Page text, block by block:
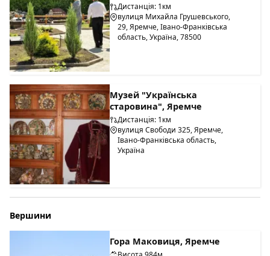
Дистанція: 1км
вулиця Михайла Грушевського,
29, Яремче, Івано-Франківська
область, Україна, 78500
Музей "Українська
старовина", Яремче
Дистанція: 1км
вулиця Свободи 325, Яремче,
Івано-Франківська область,
Україна
Вершини
Гора Маковиця, Яремче